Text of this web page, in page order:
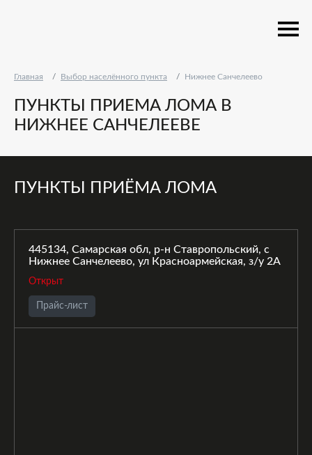
Главная Выбор населённого пункта Нижнее Санчелеево
ПУНКТЫ ПРИЕМА ЛОМА В
НИЖНЕЕ САНЧЕЛЕЕВЕ
ПУНКТЫ ПРИЁМА ЛОМА
445134, Самарская обл, р-н Ставропольский, с
Нижнее Санчелеево, ул Красноармейская, з/у 2А
Открыт
Прайс-лист